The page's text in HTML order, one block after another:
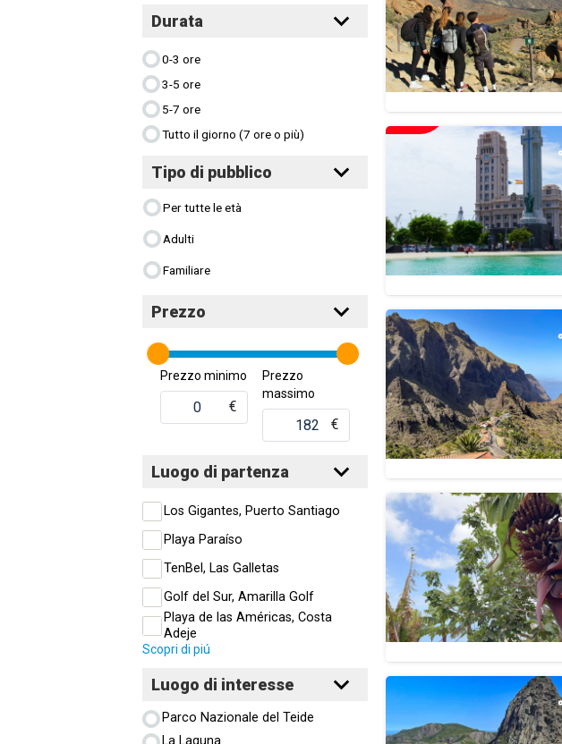
Durata
0-3 ore
3-5 ore
5-7 ore
Tutto il giorno (7 ore o più)
Tipo di pubblico
Per tutte le età
Adulti
Familiare
Prezzo
Prezzo minimo
€
Prezzo
massimo
€
Luogo di partenza
Los Gigantes, Puerto Santiago
Playa Paraíso
TenBel, Las Galletas
Golf del Sur, Amarilla Golf
Playa de las Américas, Costa
Adeje
Scopri di piú
Luogo di interesse
Parco Nazionale del Teide
La Laguna